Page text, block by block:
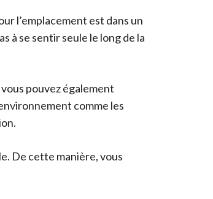
l’emplacement est dans un
à se sentir seule le long de la
pouvez également
comme les
De cette manière, vous